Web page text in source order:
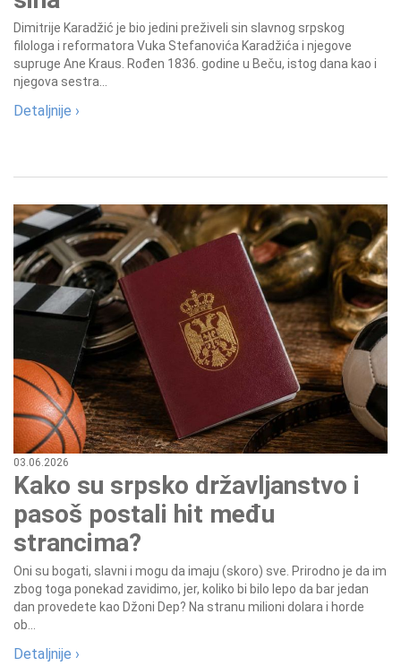
Dimitrije Karadžić je bio jedini preživeli sin slavnog srpskog
filologa i reformatora Vuka Stefanovića Karadžića i njegove
supruge Ane Kraus. Rođen 1836. godine u Beču, istog dana kao i
njegova sestra...
Detaljnije ›
03.06.2026
Kako su srpsko državljanstvo i
pasoš postali hit među
strancima?
Oni su bogati, slavni i mogu da imaju (skoro) sve. Prirodno je da im
zbog toga ponekad zavidimo, jer, koliko bi bilo lepo da bar jedan
dan provedete kao Džoni Dep? Na stranu milioni dolara i horde
ob...
Detaljnije ›